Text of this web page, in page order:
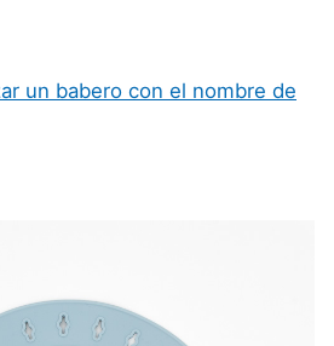
un babero con el nombre de